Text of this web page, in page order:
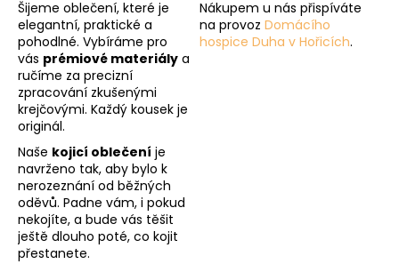
Šijeme oblečení, které je
elegantní, praktické a
pohodlné. Vybíráme pro
vás prémiové materiály a
ručíme za precizní
zpracování zkušenými
krejčovými. Každý kousek je
originál.
Naše kojicí oblečení je
navrženo tak, aby bylo k
nerozeznání od běžných
oděvů. Padne vám, i pokud
nekojíte, a bude vás těšit
ještě dlouho poté, co kojit
přestanete.
Nákupem u nás přispíváte
na provoz Domácího
hospice Duha v Hořicích.